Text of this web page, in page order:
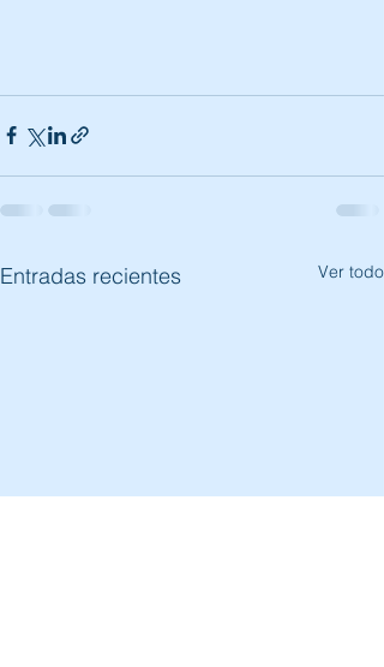
Entradas recientes Ver todo